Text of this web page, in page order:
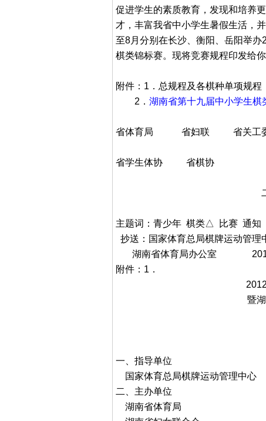
促进学生的素质教育，发现和培养
才，丰富我省中小学生暑假生活，
至8月分别在长沙、衡阳、岳阳举
棋类锦标赛。现将竞赛规程印发给
附件：1．总规程及各棋种单项规程
2． 湖南省第十九届中小学生棋
省体育局 省妇联 省关工
省学生体协 省棋协
二○一二年
主题词：青少年 棋类△ 比赛 通知
抄送：国家体育总局棋牌运动管理
湖南省体育局办公室 2012
附件：1．
暨
一、指导单位
国家体育总局棋牌运动管理中心
二、主办单位
湖南省体育局